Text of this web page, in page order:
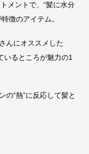
メントで、“髪に水分
徴のアイテム。
んにオススメした
いるところが魅力の1
の“熱”に反応して髪と